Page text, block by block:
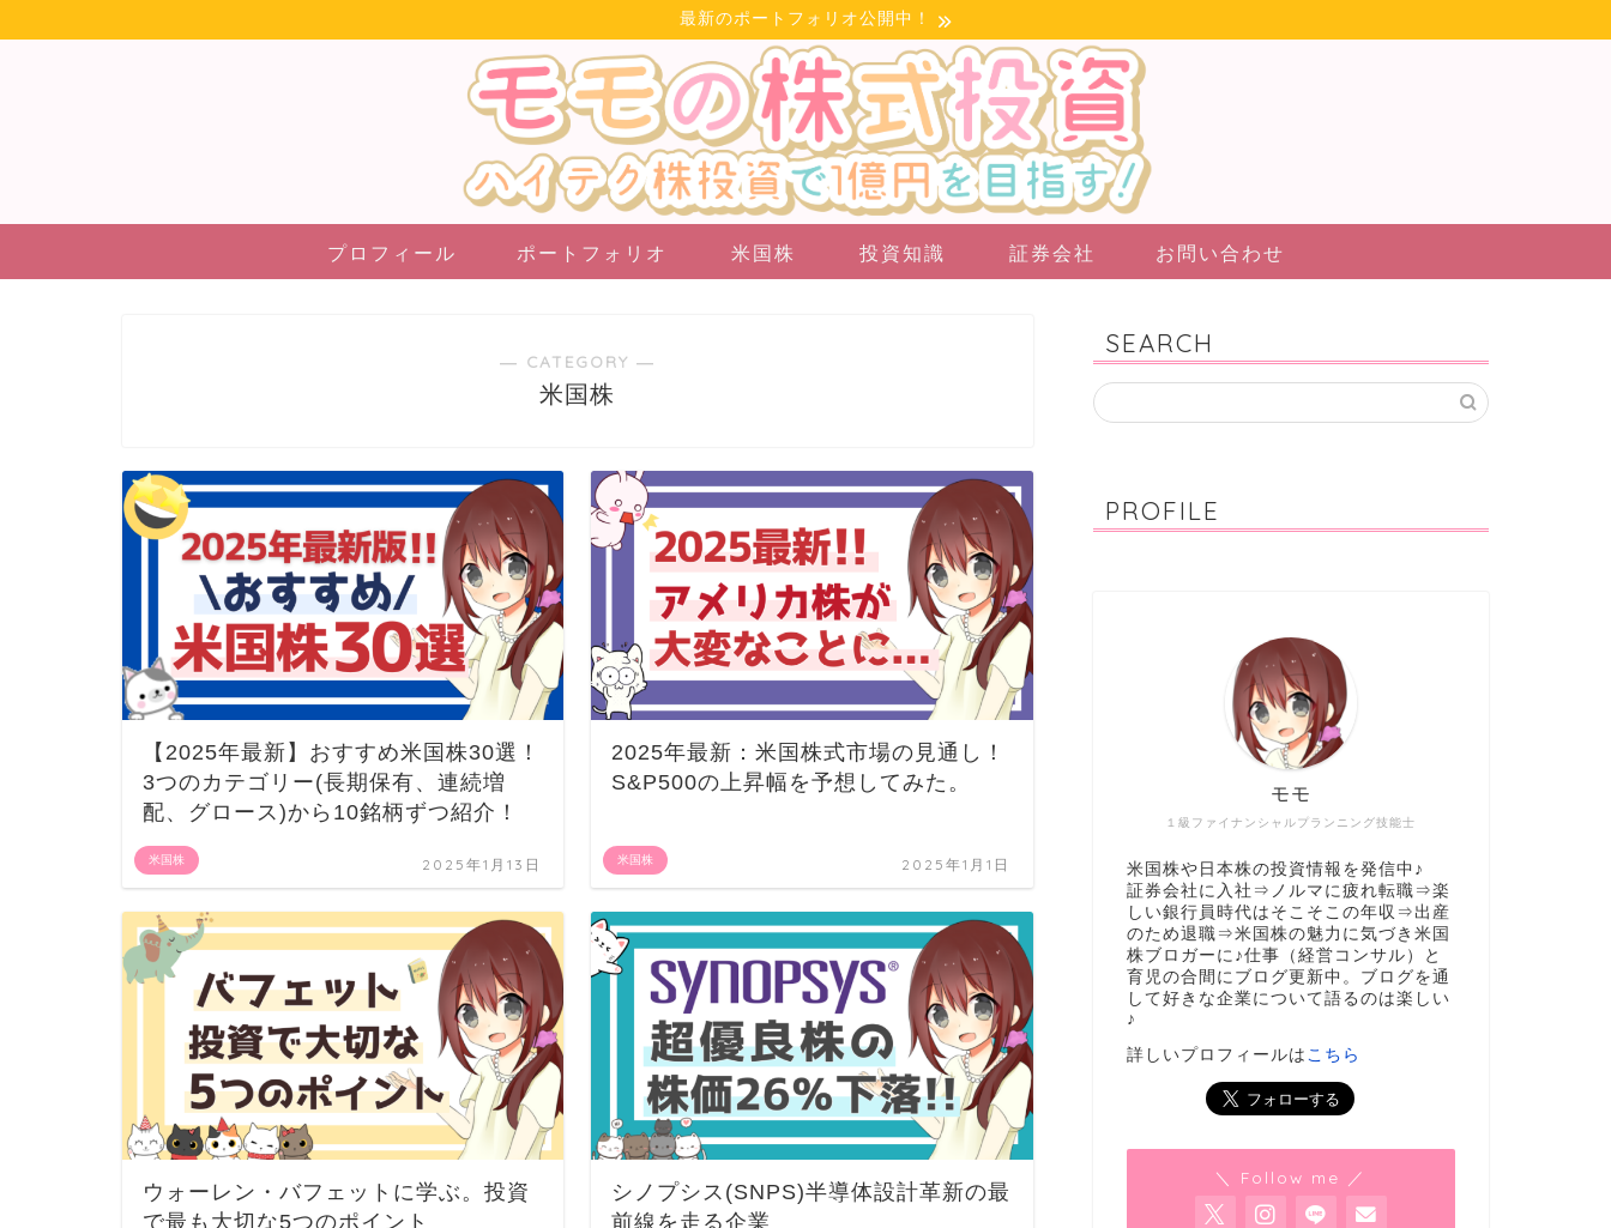
最新のポートフォリオ公開中！
プロフィール ポートフォリオ 米国株 投資知識 証券会社 お問い合わせ
― CATEGORY ―
米国株
米国株
【2025年最新】おすすめ米国株30選！
3つのカテゴリー(長期保有、連続増
配、グロース)から10銘柄ずつ紹介！
2025年1月13日 米国株
2025年最新：米国株式市場の見通し！
S&P500の上昇幅を予想してみた。
2025年1月1日
ウォーレン・バフェットに学ぶ。投資
で最も大切な5つのポイント
シノプシス(SNPS)半導体設計革新の最
前線を走る企業
SEARCH
PROFILE
１級ファイナンシャルプランニング技能士
モモ
米国株や日本株の投資情報を発信中♪
証券会社に入社⇒ノルマに疲れ転職⇒楽
しい銀行員時代はそこそこの年収⇒出産
のため退職⇒米国株の魅力に気づき米国
株ブロガーに♪仕事（経営コンサル）と
育児の合間にブログ更新中。ブログを通
して好きな企業について語るのは楽しい
♪
詳しいプロフィールは こちら
＼ Follow me ／